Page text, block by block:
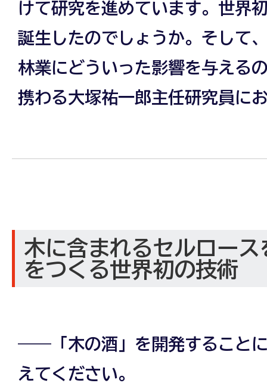
けて研究を進めています。世界
誕生したのでしょうか。そして
林業にどういった影響を与える
携わる大塚祐一郎主任研究員に
木に含まれるセルロー
をつくる世界初の技術
――「木の酒」を開発すること
えてください。